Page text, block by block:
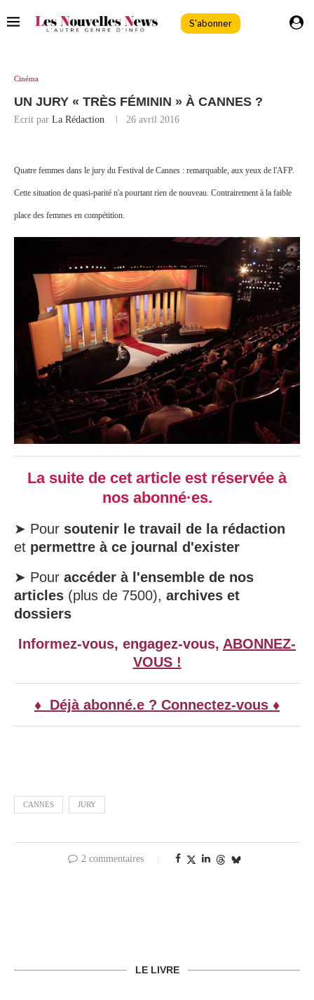
S'abonner
Cinéma
UN JURY « TRÈS FÉMININ » À CANNES ?
Ecrit par La Rédaction 26 avril 2016
Quatre femmes dans le jury du Festival de Cannes : remarquable, aux yeux de l'AFP.
Cette situation de quasi-parité n'a pourtant rien de nouveau. Contrairement à la faible
place des femmes en compétition.
La suite de cet article est réservée à
nos abonné·es.
➤ Pour soutenir le travail de la rédaction
et permettre à ce journal d'exister
➤ Pour accéder à l'ensemble de nos
articles (plus de 7500), archives et
dossiers
Informez-vous, engagez-vous, ABONNEZ-
VOUS !
♦ Déjà abonné.e ? Connectez-vous ♦
CANNES JURY
2 commentaires
LE LIVRE